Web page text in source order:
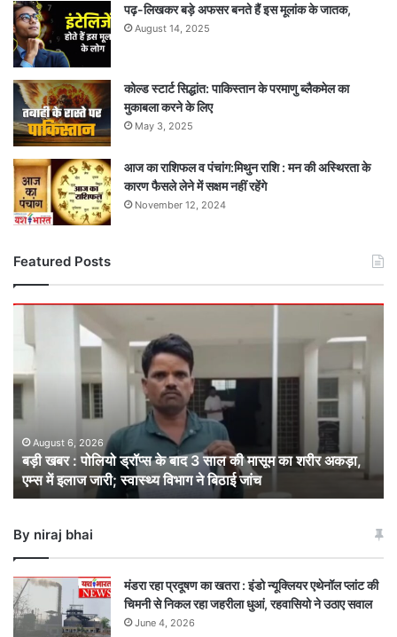
पढ़-लिखकर बड़े अफसर बनते हैं इस मूलांक के जातक,
August 14, 2025
कोल्ड स्टार्ट सिद्धांत: पाकिस्तान के परमाणु ब्लैकमेल का
मुकाबला करने के लिए
May 3, 2025
आज का राशिफल व पंचांग:मिथुन राशि : मन की अस्थिरता के
कारण फैसले लेने में सक्षम नहीं रहेंगे
November 12, 2024
Featured Posts
पोलियो
ड्रॉप्स
बाद
साल
की
मासूम
शरीर
में
इलाज
जारी;
August 6, 2026
बड़ी खबर : पोलियो ड्रॉप्स के बाद 3 साल की मासूम का शरीर अकड़ा,
एम्स में इलाज जारी; स्वास्थ्य विभाग ने बिठाई जांच
By niraj bhai
मंडरा रहा प्रदूषण का खतरा : इंडो न्यूक्लियर एथेनॉल प्लांट की
चिमनी से निकल रहा जहरीला धुआं, रहवासियो ने उठाए सवाल
June 4, 2026